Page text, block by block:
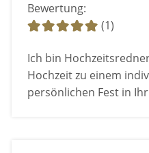
Bewertung:
(1)
Ich bin
Hochzeit zu einem
persönlichen Fest in